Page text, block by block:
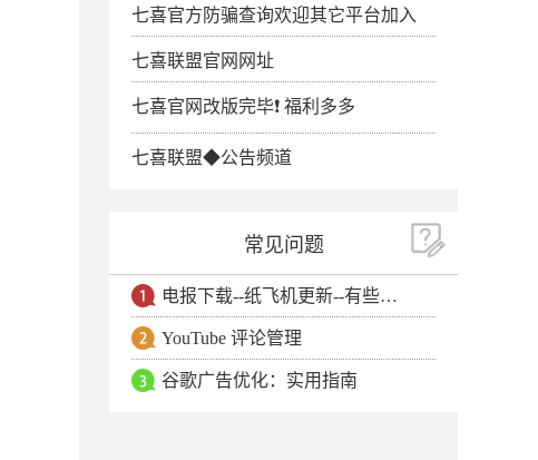
七喜官方防骗查询欢迎其它平台加入
七喜联盟官网网址
七喜官网改版完毕❗️ 福利多多
七喜联盟◆公告频道
常见问题
电报下载--纸飞机更新--有些用户安卓手机无法更新电报软件
YouTube 评论管理
谷歌广告优化：实用指南